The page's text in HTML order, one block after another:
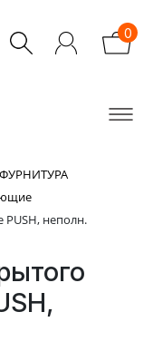
0
неполн.